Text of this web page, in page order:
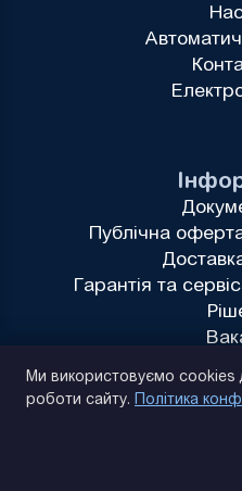
Публічна
Гарантія та
Ми використовуємо cookies
роботи сайту. Політика